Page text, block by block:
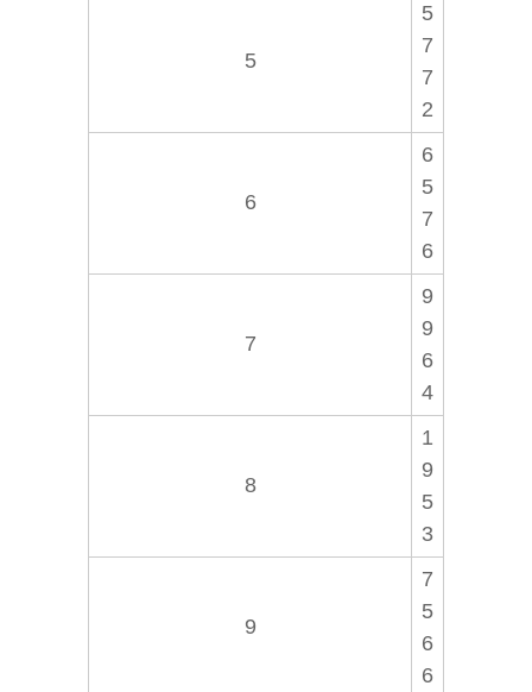
5
5
7
7
2
6
6
5
7
6
7
9
9
6
4
8
1
9
5
3
9
7
5
6
6